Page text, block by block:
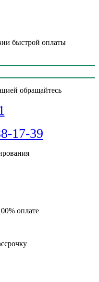
быстрой оплаты
обращайтесь
17-39
оплате